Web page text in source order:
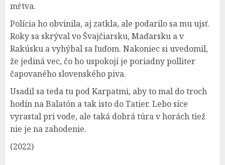
mŕtva.
Polícia ho obvinila, aj zatkla, ale podarilo sa mu ujsť.
Roky sa skrýval vo Švajčiarsku, Maďarsku a v
Rakúsku a vyhýbal sa ľuďom. Nakoniec si uvedomil,
že jediná vec, čo ho uspokojí je poriadny polliter
čapovaného slovenského piva.
Usadil sa teda tu pod Karpatmi, aby to mal do troch
hodín na Balatón a tak isto do Tatier. Lebo síce
vyrastal pri vode, ale taká dobrá túra v horách tiež
nie je na zahodenie.
(2022)